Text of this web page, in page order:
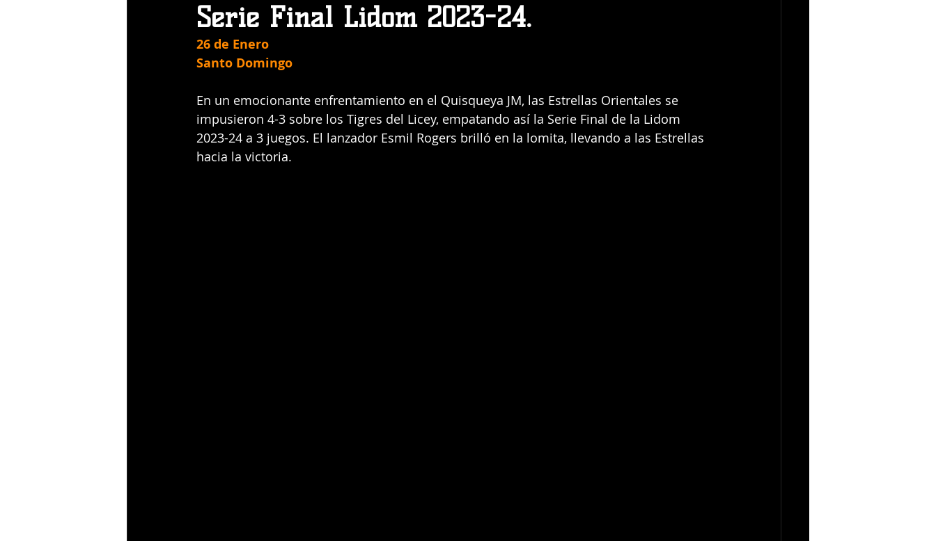
Serie Final Lidom 2023-24.
26 de Enero
Santo Domingo
En un emocionante enfrentamiento en el Quisqueya JM, las Estrellas Orientales se
impusieron 4-3 sobre los Tigres del Licey, empatando así la Serie Final de la Lidom
2023-24 a 3 juegos. El lanzador Esmil Rogers brilló en la lomita, llevando a las Estrellas
hacia la victoria.